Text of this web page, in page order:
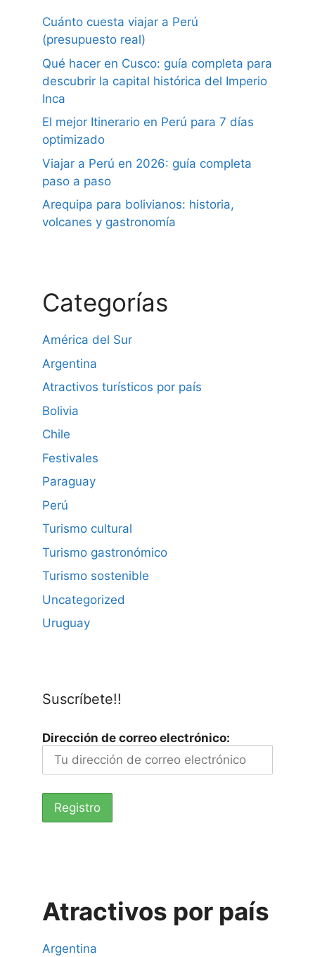
Cuánto cuesta viajar a Perú
(presupuesto real)
Qué hacer en Cusco: guía completa para
descubrir la capital histórica del Imperio
Inca
El mejor Itinerario en Perú para 7 días
optimizado
Viajar a Perú en 2026: guía completa
paso a paso
Arequipa para bolivianos: historia,
volcanes y gastronomía
Categorías
América del Sur
Argentina
Atractivos turísticos por país
Bolivia
Chile
Festivales
Paraguay
Perú
Turismo cultural
Turismo gastronómico
Turismo sostenible
Uncategorized
Uruguay
Suscríbete!!
Dirección de correo electrónico:
Atractivos por país
Argentina